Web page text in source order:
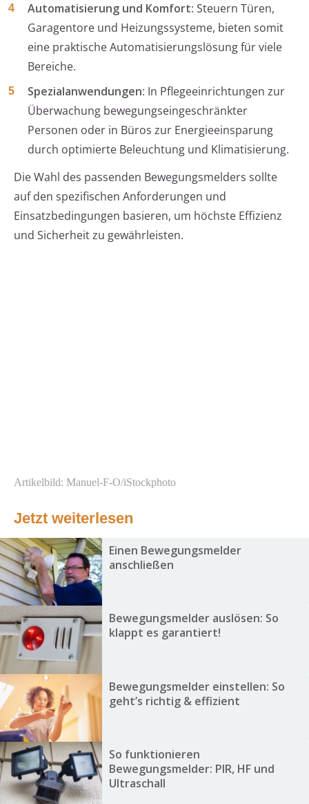
Automatisierung und Komfort: Steuern Türen,
Garagentore und Heizungssysteme, bieten somit
eine praktische Automatisierungslösung für viele
Bereiche.
Spezialanwendungen: In Pflegeeinrichtungen zur
Überwachung bewegungseingeschränkter
Personen oder in Büros zur Energieeinsparung
durch optimierte Beleuchtung und Klimatisierung.
Die Wahl des passenden Bewegungsmelders sollte
auf den spezifischen Anforderungen und
Einsatzbedingungen basieren, um höchste Effizienz
und Sicherheit zu gewährleisten.
Artikelbild: Manuel-F-O/iStockphoto
Jetzt weiterlesen
Einen Bewegungsmelder
anschließen
Bewegungsmelder auslösen: So
klappt es garantiert!
Bewegungsmelder einstellen: So
geht’s richtig & effizient
So funktionieren
Bewegungsmelder: PIR, HF und
Ultraschall